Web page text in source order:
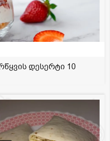
დესერტი 10